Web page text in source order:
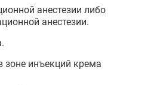
анестезии либо
анестезии.
зоне инъекций крема